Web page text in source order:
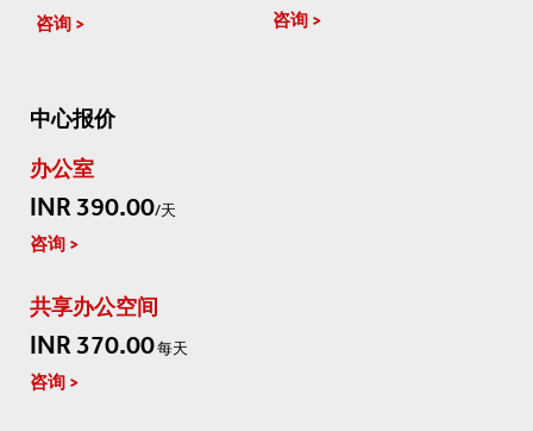
咨询 咨询
中心报价
办公室
INR 390.00/天
咨询
共享办公空间
INR 370.00每天
咨询